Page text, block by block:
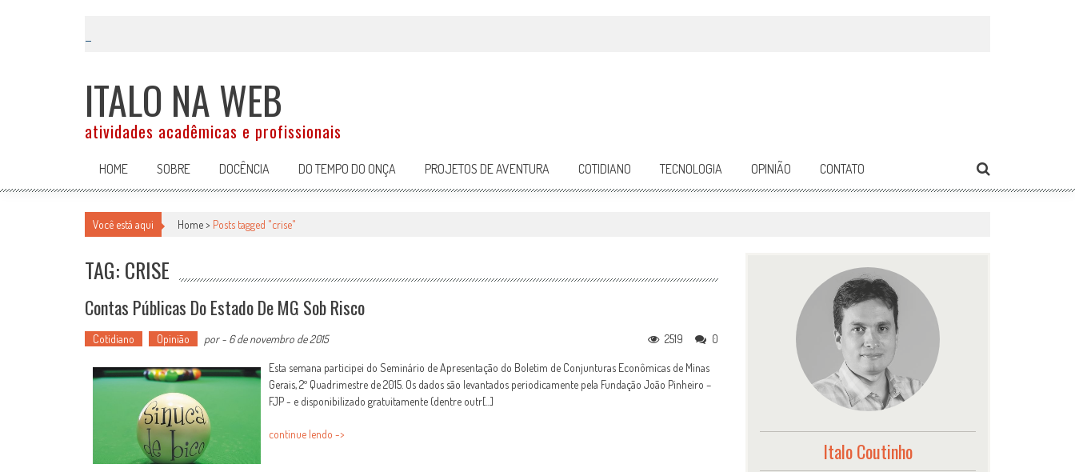
ITALO NA WEB
atividades acadêmicas e profissionais
HOME SOBRE DOCÊNCIA DO TEMPO DO ONÇA PROJETOS DE AVENTURA COTIDIANO TECNOLOGIA OPINIÃO CONTATO
Você está aqui Home > Posts tagged "crise"
TAG: CRISE
Contas Públicas Do Estado De MG Sob Risco
Cotidiano Opinião por- 6 de novembro de 2015 0
2519
Esta semana participei do Seminário de Apresentação do Boletim de Conjunturas Econômicas de Minas
Gerais, 2º Quadrimestre de 2015. Os dados são levantados periodicamente pela Fundação João Pinheiro –
FJP - e disponibilizado gratuitamente (dentre outr[...]
continue lendo ->
Italo Coutinho